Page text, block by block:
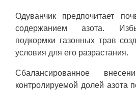
Одуванчик предпочитает
содержанием азота.
подкормки газонных трав
условия для его разрастания.
Сбалансированное
контролируемой долей азота